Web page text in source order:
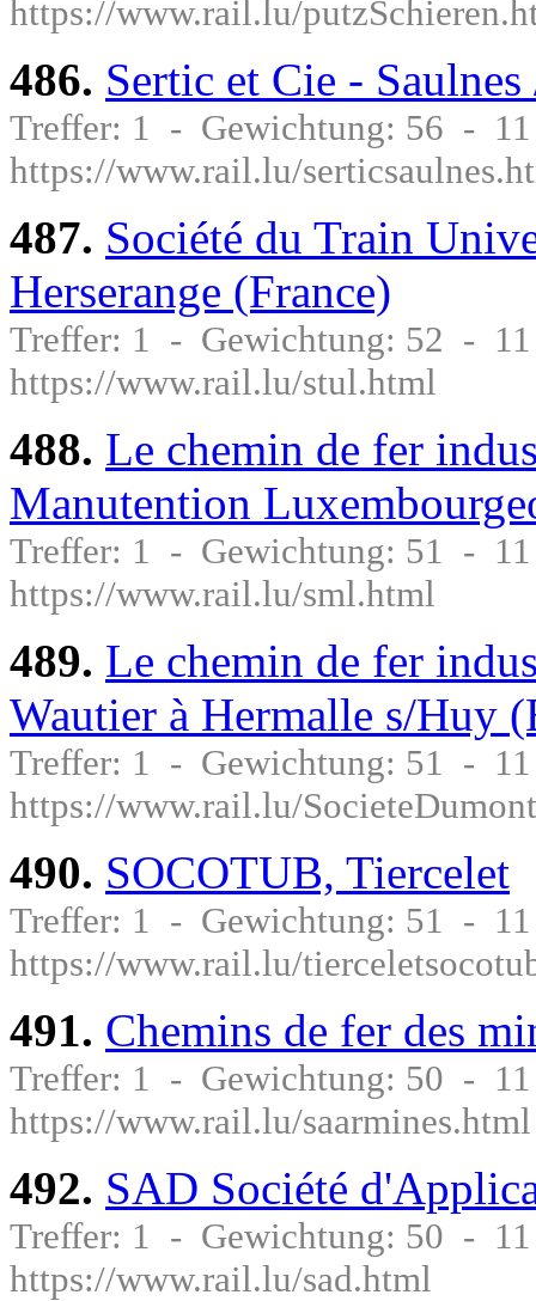
https://www.rail.lu/
486. Sertic et Cie - Saulnes
Treffer: 1 - Gewichtung: 56 -
https://www.rail.lu/
487. Société du Train
Herserange (France)
Treffer: 1 - Gewichtung: 52 -
https://www.rail.lu/stul.html
488. Le chemin de fer
Manutention
Treffer: 1 - Gewichtung: 51 -
https://www.rail.lu/sml.html
489. Le chemin de fer
Wautier à Hermalle s/Huy
Treffer: 1 - Gewichtung: 51 -
https://www.rail.lu/
490. SOCOTUB, Tiercelet
Treffer: 1 - Gewichtung: 51 -
https://www.rail.lu/
491. Chemins de fer des
Treffer: 1 - Gewichtung: 50 -
https://www.rail.lu/saarmines.html
492. SAD Société
Treffer: 1 - Gewichtung: 50 -
https://www.rail.lu/sad.html